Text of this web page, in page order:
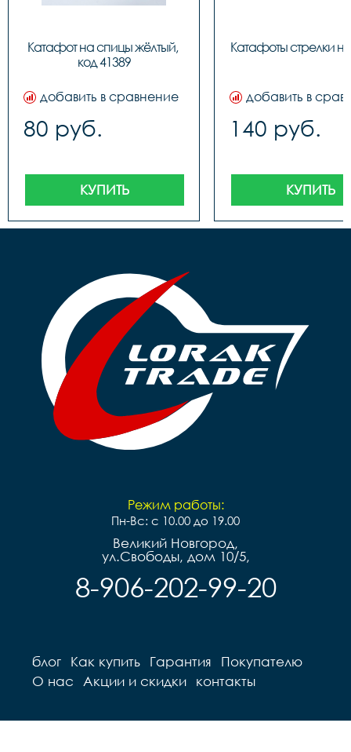
Катафот на спицы жёлтый,
код 41389
добавить в сравнение
80 руб.
КУПИТЬ
Катафоты стрелки
добавить в
140 руб.
КУПИТЬ
Режим работы:
Пн-Вс: с 10.00 до 19.00
Великий Новгород,
ул.Свободы, дом 10/5,
8-906-202-99-20
блог Как купить Гарантия
Покупателю
О нас
Акции и скидки контакты